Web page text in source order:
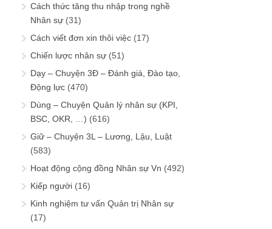
Cách thức tăng thu nhập trong nghề
Nhân sự (31)
Cách viết đơn xin thôi việc (17)
Chiến lược nhân sự (51)
Dạy – Chuyện 3Đ – Đánh giá, Đào tạo,
Động lực (470)
Dùng – Chuyện Quản lý nhân sự (KPI,
BSC, OKR, …) (616)
Giữ – Chuyện 3L – Lương, Lậu, Luật
(583)
Hoạt động cộng đồng Nhân sự Vn (492)
Kiếp người (16)
Kinh nghiệm tư vấn Quản trị Nhân sự
(17)